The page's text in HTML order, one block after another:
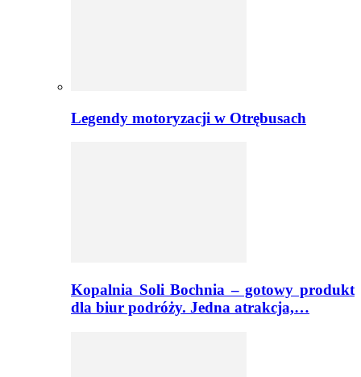
Legendy motoryzacji w Otrębusach
Kopalnia Soli Bochnia – gotowy produkt
dla biur podróży. Jedna atrakcja,…